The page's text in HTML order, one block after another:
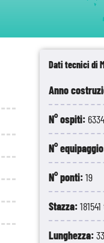
Dati tecnici di
Anno
N° ospiti: 6334
N°
N° ponti:19
Stazza:
Lunghezza: